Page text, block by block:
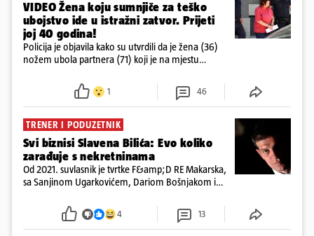
VIDEO Žena koju sumnjiče za teško
ubojstvo ide u istražni zatvor. Prijeti
joj 40 godina!
Policija je objavila kako su utvrdili da je žena (36)
nožem ubola partnera (71) koji je na mjestu
ispitali i poslali u istražni zatvor
1 46
TRENER I PODUZETNIK
Svi biznisi Slavena Bilića: Evo koliko
zarađuje s nekretninama
Od 2021. suvlasnik je tvrtke F&amp;D RE Makarska,
sa Sanjinom Ugarkovićem, Dariom Bošnjakom i
poslovanje nekretninama, a od osnutka nema
zaposlenih
4 13